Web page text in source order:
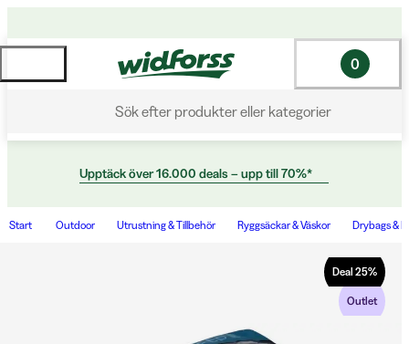
Sök efter produkter eller kategorier
0
Upptäck över 16.000 deals – upp till 70%*
Start Outdoor Utrustning & Tillbehör Ryggsäckar & Väskor Drybags &
Deal 25%
Outlet